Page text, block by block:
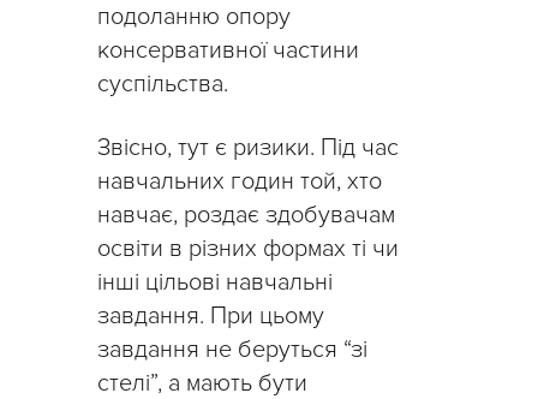
подоланню опору
консервативної частини
суспільства.
Звісно, тут є ризики. Під час
навчальних годин той, хто
навчає, роздає здобувачам
освіти в різних формах ті чи
інші цільові навчальні
завдання. При цьому
завдання не беруться “зі
стелі”, а мають бути